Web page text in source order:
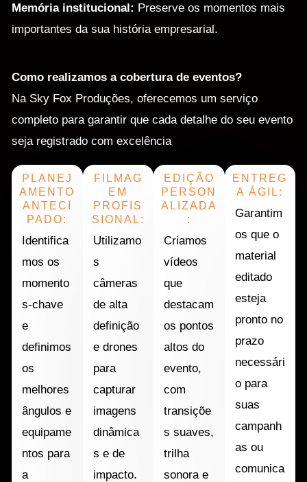
Memória institucional: Preserve os momentos mais
importantes da sua história empresarial.
Como realizamos a cobertura de eventos?
Na Sky Fox Produções, oferecemos um serviço
completo para garantir que cada detalhe do seu evento
seja registrado com excelência
PLANEJ
AMENTO
ANTECI
PADO:
Identifica
mos os
momento
s-chave
e
definimos
os
melhores
ângulos e
equipame
ntos para
a
FILMAG
EM
PROFIS
SIONAL:
Utilizamo
s
câmeras
de alta
definição
e drones
para
capturar
imagens
dinâmica
s e de
impacto.
EDIÇÃO
PERSON
ALIZADA
:
Criamos
vídeos
que
destacam
os pontos
altos do
evento,
com
transiçõe
s suaves,
trilha
sonora e
ENTREG
A ÁGIL:
Garantim
os que o
material
editado
esteja
pronto no
prazo
necessári
o para
suas
campanh
as ou
comunica